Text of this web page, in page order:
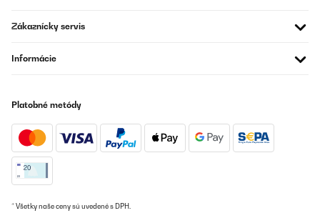
Zákaznícky servis
Informácie
Platobné metódy
* Všetky naše ceny sú uvedené s DPH.